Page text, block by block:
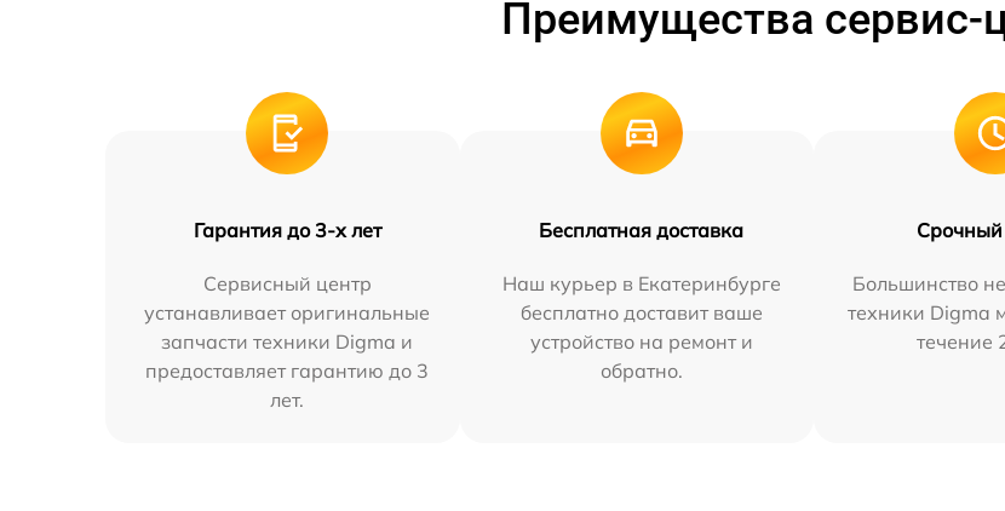
Преимущества сервис-
Гарантия до 3-х лет
Сервисный центр
устанавливает оригинальные
запчасти техники Digma и
предоставляет гарантию до 3
лет.
Бесплатная доставка
Наш курьер в Екатеринбурге
бесплатно доставит ваше
устройство на ремонт и
обратно.
Срочный
Большинство
техники Digma
течение